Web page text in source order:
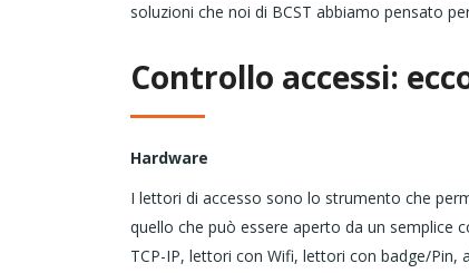
soluzioni che noi di BCST abbiamo pensato
Controllo accessi:
Hardware
I lettori di accesso sono lo strumento che
quello che può essere aperto da un semplice
TCP-IP, lettori con Wifi, lettori con badge/